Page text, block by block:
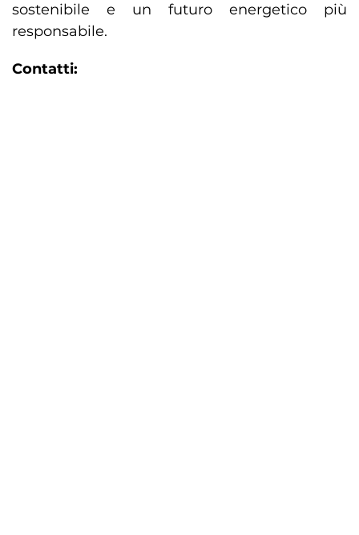
sostenibile e un futuro energetico più
responsabile.
Contatti: